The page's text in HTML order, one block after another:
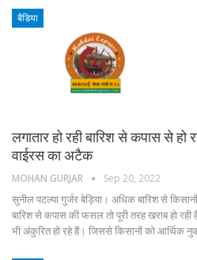
बैडिया
लगातार हो रही बारिश से कपास से हो
वाईरस का अटैक
MOHAN GURJAR Sep 20, 2022
सुनील पटल्या गुर्जर बेड़िया। अधिक बारिश से
बारिश से कपास की फसल तो पूरी तरह खराब हो
भी अंकुरित हो रहे हैं। जिससे किसानों को आर्थिक